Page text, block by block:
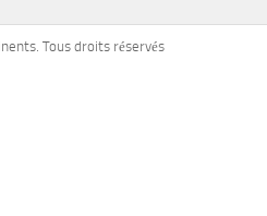
Tous droits réservés